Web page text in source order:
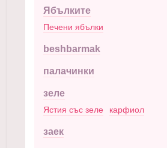
Ябълките
Печени ябълки
beshbarmak
палачинки
зеле
Ястия със зеле карфиол
заек